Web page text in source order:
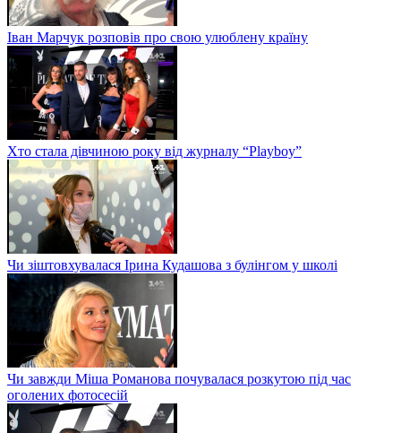
Іван Марчук розповів про свою улюблену країну
Хто стала дівчиною року від журналу “Playboy”
Чи зіштовхувалася Ірина Кудашова з булінгом у школі
Чи завжди Міша Романова почувалася розкутою під час
оголених фотосесій